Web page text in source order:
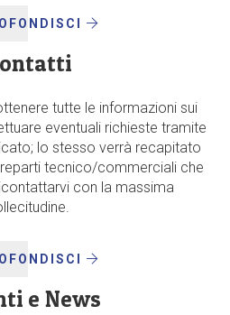
tutte le informazioni sui
eventuali richieste tramite
lo stesso verrà recapitato
tecnico/commerciali che
con la massima
e News